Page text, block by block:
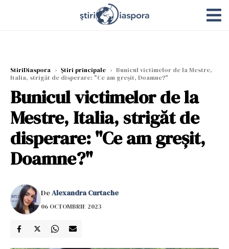
StiriDiaspora › Știri principale › Bunicul victimelor de la Mestre,
Italia, strigăt de disperare: "Ce am greșit, Doamne?"
Bunicul victimelor de la
Mestre, Italia, strigăt de
disperare: "Ce am greșit,
Doamne?"
DeAlexandra Curtache
06 OCTOMBRIE 2023